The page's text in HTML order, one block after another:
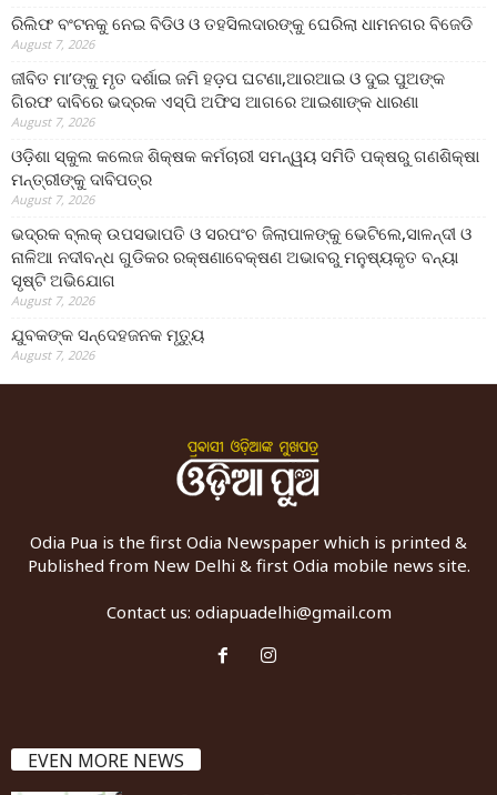
ରିଲିଫ ବଂଟନକୁ ନେଇ ବିଡିଓ ଓ ତହସିଲଦାରଙ୍କୁ ଘେରିଲା ଧାମନଗର ବିଜେଡି
August 7, 2026
ଜୀବିତ ମା’ଙ୍କୁ ମୃତ ଦର୍ଶାଇ ଜମି ହଡ଼ପ ଘଟଣା,ଆରଆଇ ଓ ଦୁଇ ପୁଅଙ୍କ
ଗିରଫ ଦାବିରେ ଭଦ୍ରକ ଏସ୍‌ପି ଅଫିସ ଆଗରେ ଆଇଶାଙ୍କ ଧାରଣା
August 7, 2026
ଓଡ଼ିଶା ସ୍କୁଲ କଲେଜ ଶିକ୍ଷକ କର୍ମଚାରୀ ସମନ୍ୱୟ ସମିତି ପକ୍ଷରୁ ଗଣଶିକ୍ଷା
ମନ୍ତ୍ରୀଙ୍କୁ ଦାବିପତ୍ର
August 7, 2026
ଭଦ୍ରକ ବ୍ଲକ୍ ଉପସଭାପତି ଓ ସରପଂଚ ଜିଲାପାଳଙ୍କୁ ଭେଟିଲେ,ସାଳନ୍ଦୀ ଓ
ନାଳିଆ ନଦୀବନ୍ଧ ଗୁଡିକର ରକ୍ଷଣାବେକ୍ଷଣ ଅଭାବରୁ ମନୁଷ୍ୟକୃତ ବନ୍ୟା
ସୃଷ୍ଟି ଅଭିଯୋଗ
August 7, 2026
ଯୁବକଙ୍କ ସନ୍ଦେହଜନକ ମୃତ୍ୟୁ
August 7, 2026
Odia Pua is the first Odia Newspaper which is printed &
Published from New Delhi & first Odia mobile news site.
Contact us: odiapuadelhi@gmail.com
EVEN MORE NEWS